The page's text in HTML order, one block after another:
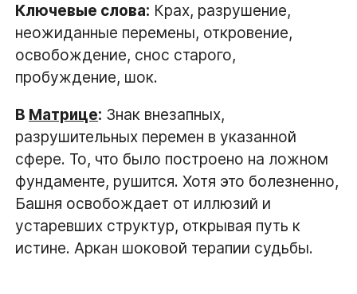
Ключевые слова: Крах, разрушение,
неожиданные перемены, откровение,
освобождение, снос старого,
пробуждение, шок.
В Матрице: Знак внезапных,
разрушительных перемен в указанной
сфере. То, что было построено на ложном
фундаменте, рушится. Хотя это болезненно,
Башня освобождает от иллюзий и
устаревших структур, открывая путь к
истине. Аркан шоковой терапии судьбы.